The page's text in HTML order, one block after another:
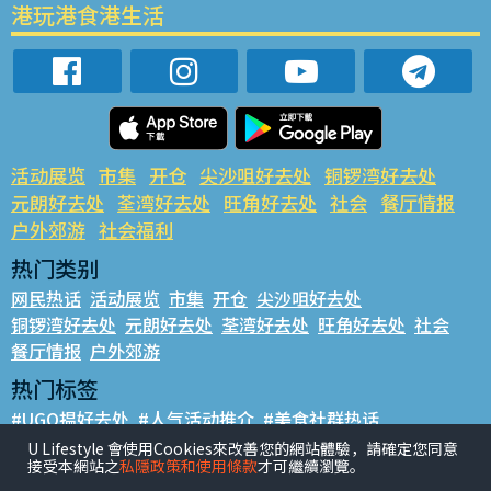
港玩港食港生活
活动展览 市集 开仓 尖沙咀好去处 铜锣湾好去处
元朗好去处 荃湾好去处 旺角好去处 社会 餐厅情报
户外郊游 社会福利
热门类别
网民热话 活动展览 市集 开仓 尖沙咀好去处
铜锣湾好去处 元朗好去处 荃湾好去处 旺角好去处 社会
餐厅情报 户外郊游
热门标签
#UGO揾好去处 #人气活动推介 #美食社群热话
#亲子玩乐好去处 #ULifestyle应用程式 #限时抢
#UJetso礼物放送 #ULifestyle商户中心 #著数
U Lifestyle 會使用Cookies來改善您的網站體驗，請確定您同意
接受本網站之私隱政策和使用條款才可繼續瀏覽。